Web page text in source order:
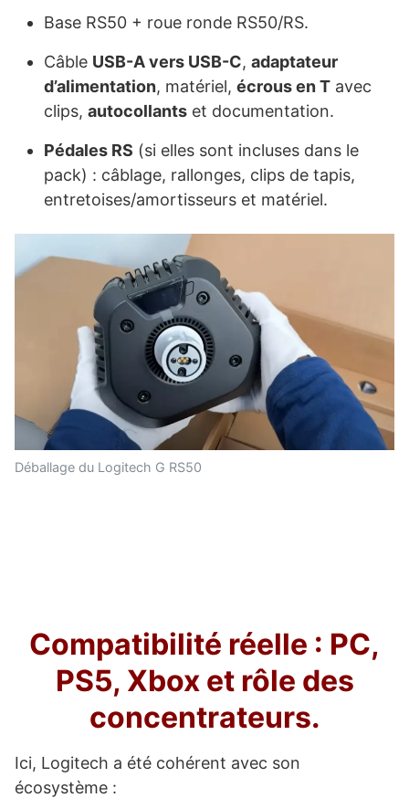
Base RS50 + roue ronde RS50/RS.
Câble USB-A vers USB-C, adaptateur
d’alimentation, matériel, écrous en T avec
clips, autocollants et documentation.
Pédales RS (si elles sont incluses dans le
pack) : câblage, rallonges, clips de tapis,
entretoises/amortisseurs et matériel.
Déballage du Logitech G RS50
Compatibilité réelle : PC,
PS5, Xbox et rôle des
concentrateurs.
Ici, Logitech a été cohérent avec son
écosystème :